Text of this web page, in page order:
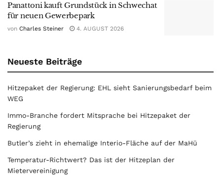
Panattoni kauft Grundstück in Schwechat
für neuen Gewerbepark
von Charles Steiner 4. AUGUST 2026
Neueste Beiträge
Hitzepaket der Regierung: EHL sieht Sanierungsbedarf beim
WEG
Immo-Branche fordert Mitsprache bei Hitzepaket der
Regierung
Butler’s zieht in ehemalige Interio-Fläche auf der MaHü
Temperatur-Richtwert? Das ist der Hitzeplan der
Mietervereinigung